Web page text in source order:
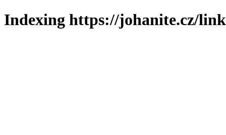
Indexing https://johanite.cz/